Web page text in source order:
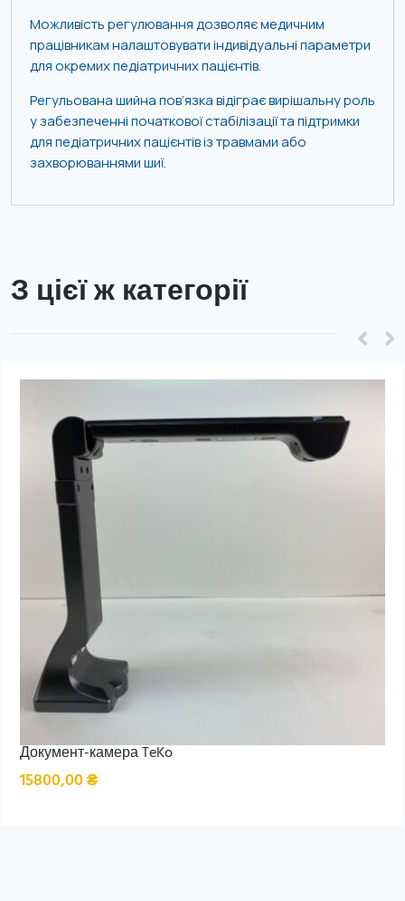
Можливість регулювання дозволяє медичним
працівникам налаштовувати індивідуальні параметри
для окремих педіатричних пацієнтів.
Регульована шийна пов’язка відіграє вирішальну роль
у забезпеченні початкової стабілізації та підтримки
для педіатричних пацієнтів із травмами або
захворюваннями шиї.
З цієї ж категорії
Документ-камера TeKo
15800,00₴